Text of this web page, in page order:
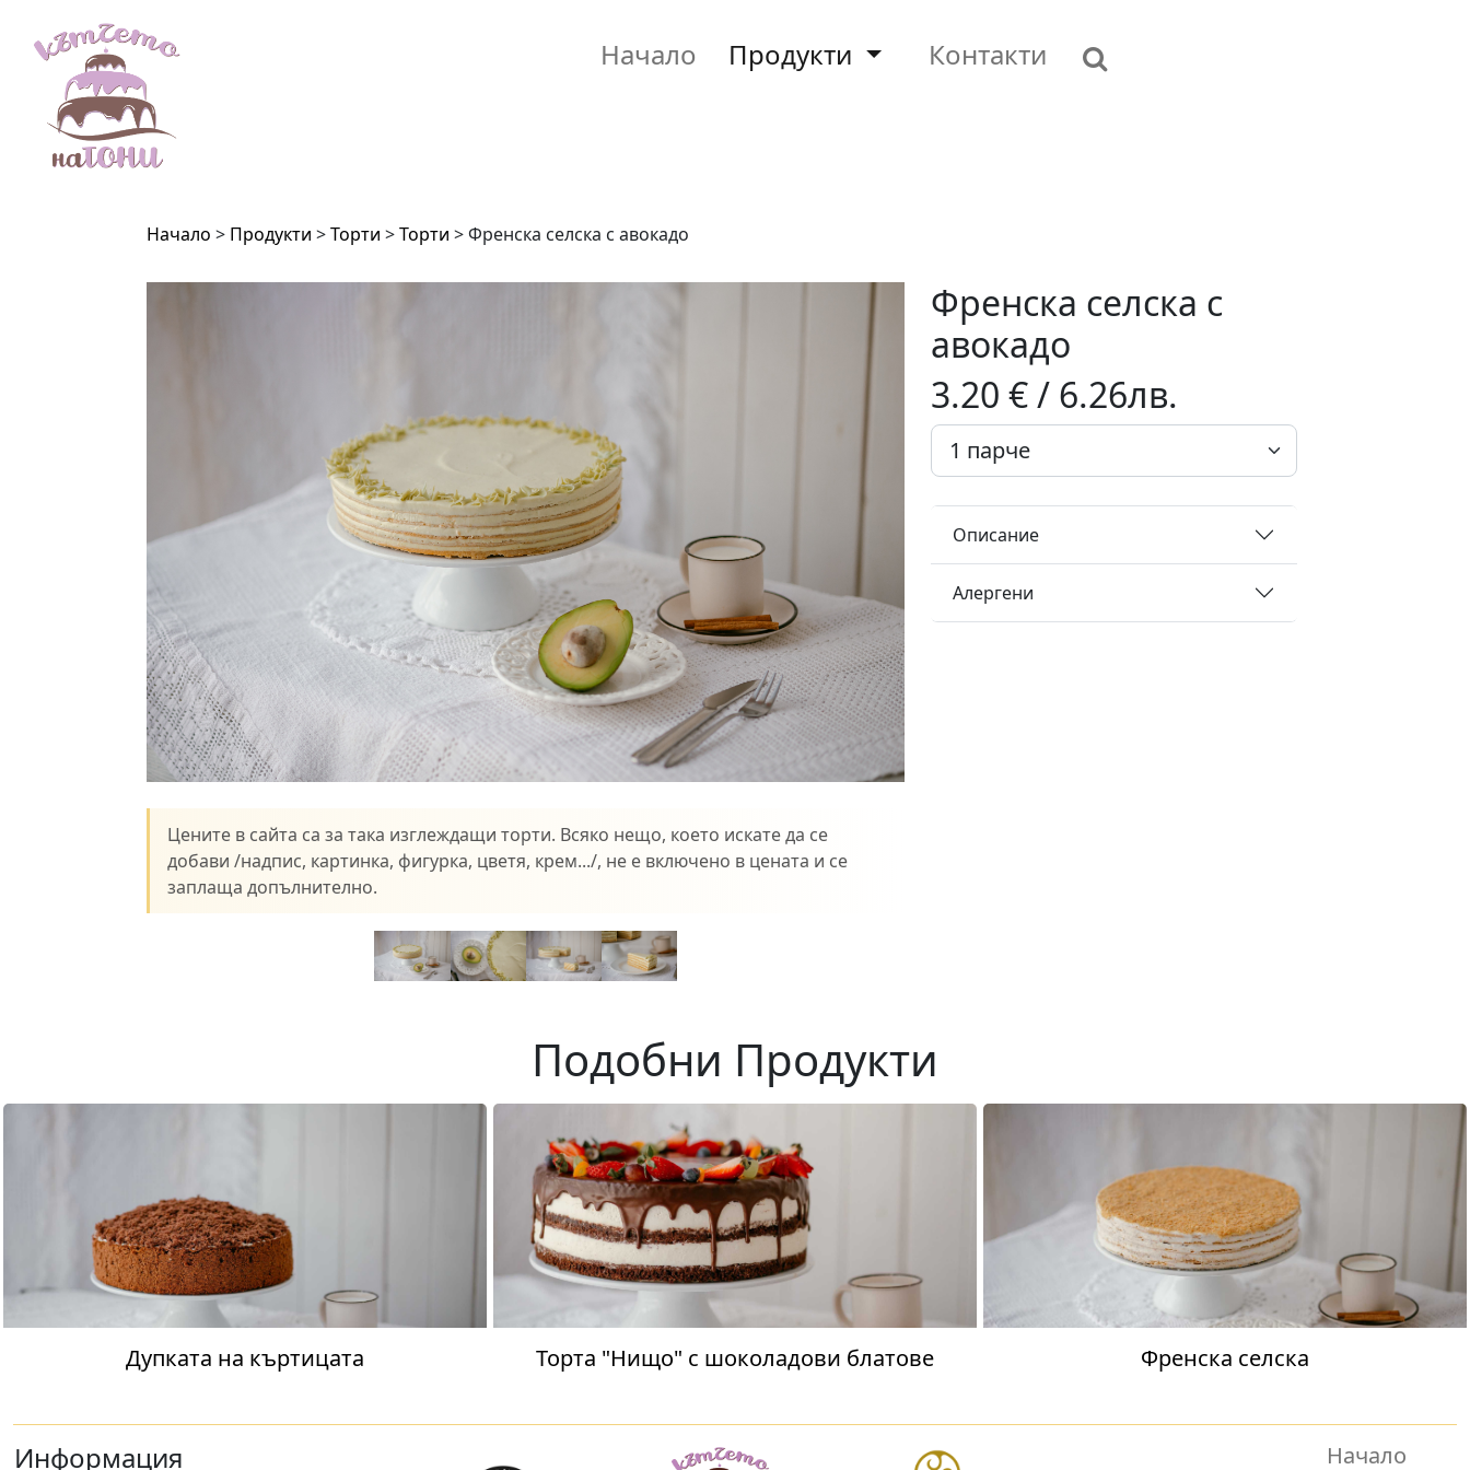
Начало Продукти Контакти
Начало > Продукти >Торти >Торти > Френска селска с авокадо
Цените в сайта са за така изглеждащи торти. Всяко нещо, което искате да се
добави /надпис, картинка, фигурка, цветя, крем.../, не е включено в цената и се
заплаща допълнително.
Френска селска с
авокадо
3.20 € / 6.26лв.
Описание
Алергени
Подобни Продукти
Дупката на къртицата Торта "Нищо" с шоколадови блатове Френска селска
Информация Начало